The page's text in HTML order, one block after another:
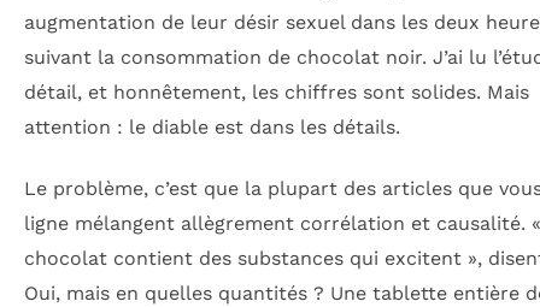
augmentation de leur désir sexuel dans les deux
suivant la consommation de chocolat noir. J’ai lu
détail, et honnêtement, les chiffres sont solides. Mais
attention : le diable est dans les détails.
Le problème, c’est que la plupart des articles que
ligne mélangent allègrement corrélation et causalité.
chocolat contient des substances qui excitent »,
Oui, mais en quelles quantités ? Une tablette entière